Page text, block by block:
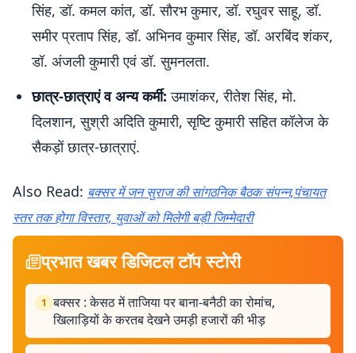
सिंह, डॉ. कमल कांत, डॉ. सौरभ कुमार, डॉ. रघुवर साहू, डॉ.
समीर प्रताप सिंह, डॉ. अभिनव कुमार सिंह, डॉ. अरबिंद शंकर,
डॉ. अंजली कुमारी एवं डॉ. सुमनलता.
छात्र-छात्राएं व अन्य कर्मी: उमाशंकर, रीतेश सिंह, मो.
दिलशान, सुश्री अदिति कुमारी, सृष्टि कुमारी सहित कॉलेज के
सैकड़ों छात्र-छात्राएं.
Also Read: बक्सर में जन सुराज की सांगठनिक बैठक संपन्न,पंचायत
स्तर तक होगा विस्तार, युवाओं को मिलेगी बड़ी जिम्मेदारी
प्रभात खबर डिजिटल टॉप स्टोरी
1 बक्सर : केसठ में ताजिया पर बाना-बनैठी का रोमांच,
खिलाड़ियों के करतब देखने उमड़ी हजारों की भीड़